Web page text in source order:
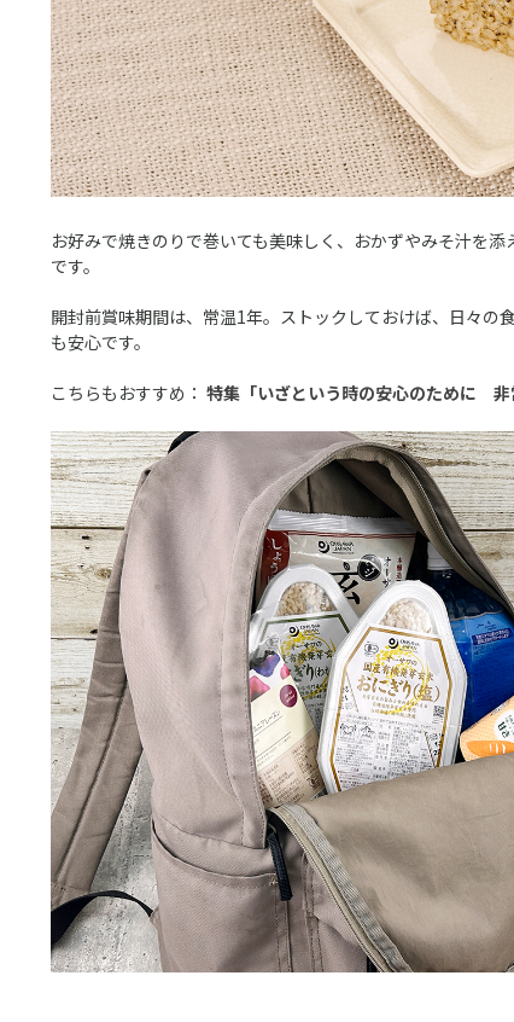
お好みで焼きのりで巻いても美味しく、おかずやみそ汁を
です。
開封前賞味期間は、常温1年。ストックしておけば、日々の
も安心です。
こちらもおすすめ： 特集「いざという時の安心のために 非